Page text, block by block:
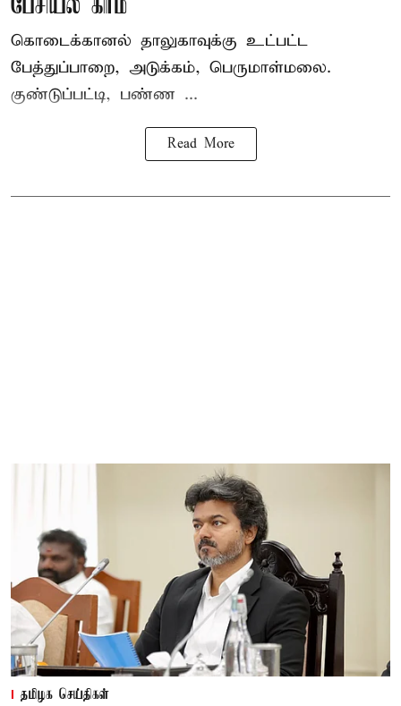
பேசியல் கிரீம்
கொடைக்கானல் தாலுகாவுக்கு உட்பட்ட
பேத்துப்பாறை, அடுக்கம், பெருமாள்மலை.
குண்டுப்பட்டி, பண்ண ...
Read More
தமிழக செய்திகள்